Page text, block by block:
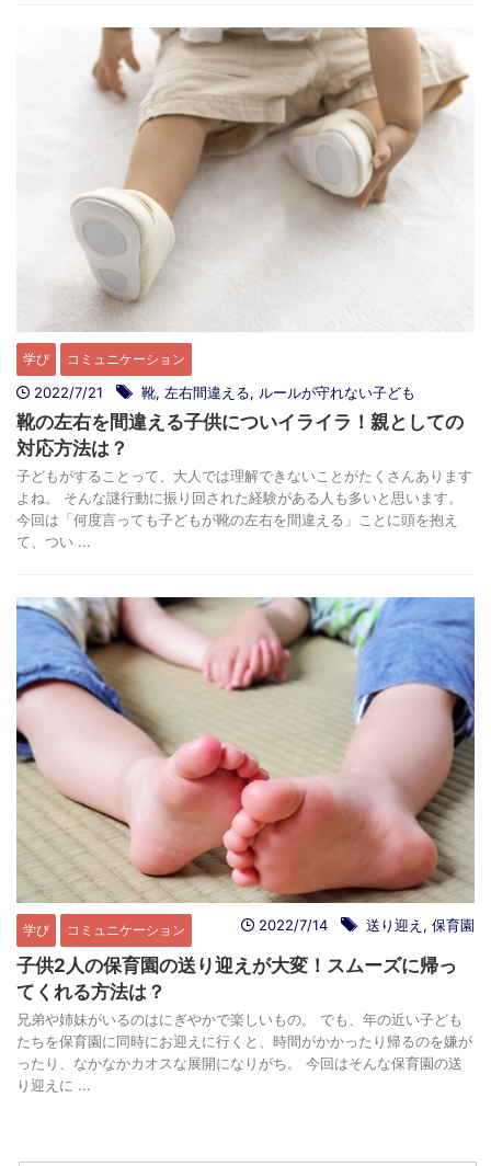
学び コミュニケーション
2022/7/21 靴, 左右間違える, ルールが守れない子ども
靴の左右を間違える子供についイライラ！親としての
対応方法は？
子どもがすることって、大人では理解できないことがたくさんあります
よね。 そんな謎行動に振り回された経験がある人も多いと思います。
今回は「何度言っても子どもが靴の左右を間違える」ことに頭を抱え
て、つい ...
学び コミュニケーション 2022/7/14 送り迎え , 保育園
子供2人の保育園の送り迎えが大変！スムーズに帰っ
てくれる方法は？
兄弟や姉妹がいるのはにぎやかで楽しいもの。 でも、年の近い子ども
たちを保育園に同時にお迎えに行くと、時間がかかったり帰るのを嫌が
ったり、なかなかカオスな展開になりがち。 今回はそんな保育園の送
り迎えに ...